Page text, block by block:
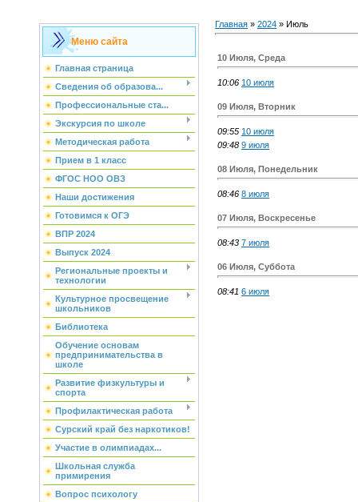
Меню сайта
Главная страница
Сведения об образова...
Профессиональные ста...
Экскурсия по школе
Методическая работа
Прием в 1 класс
ФГОС НОО ОВЗ
Наши достижения
Готовимся к ОГЭ
ВПР 2024
Выпуск 2024
Региональные проекты и
технологии
Культурное просвещение
школьников
Библиотека
Обучение основам
предпринимательства в
школе
Развитие физкультуры и
спорта
Профилактическая работа
Сурский край без наркотиков!
Участие в олимпиадах...
Школьная служба
примирения
Вопрос психологу
Главная » 2024 » Июль
10 Июля, Среда
10:06 10 июля
09 Июля, Вторник
09:55 10 июля
09:48 9 июля
08 Июля, Понедельник
08:46 8 июля
07 Июля, Воскресенье
08:43 7 июля
06 Июля, Суббота
08:41 6 июля